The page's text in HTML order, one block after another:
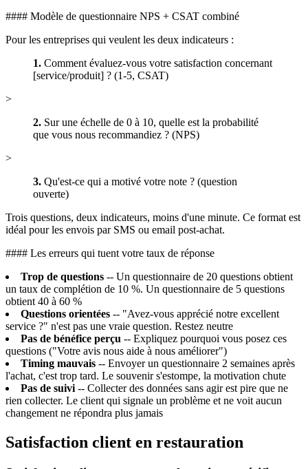
#### Modèle de questionnaire NPS + CSAT combiné
Pour les entreprises qui veulent les deux indicateurs :
1. Comment évaluez-vous votre satisfaction concernant
[service/produit] ? (1-5, CSAT)
>
2. Sur une échelle de 0 à 10, quelle est la probabilité
que vous nous recommandiez ? (NPS)
>
3. Qu'est-ce qui a motivé votre note ? (question
ouverte)
Trois questions, deux indicateurs, moins d'une minute. Ce format est
idéal pour les envois par SMS ou email post-achat.
#### Les erreurs qui tuent votre taux de réponse
Trop de questions -- Un questionnaire de 20 questions obtient
un taux de complétion de 10 %. Un questionnaire de 5 questions
obtient 40 à 60 %
Questions orientées -- "Avez-vous apprécié notre excellent
service ?" n'est pas une vraie question. Restez neutre
Pas de bénéfice perçu -- Expliquez pourquoi vous posez ces
questions ("Votre avis nous aide à nous améliorer")
Timing mauvais -- Envoyer un questionnaire 2 semaines après
l'achat, c'est trop tard. Le souvenir s'estompe, la motivation chute
Pas de suivi -- Collecter des données sans agir est pire que ne
rien collecter. Le client qui signale un problème et ne voit aucun
changement ne répondra plus jamais
Satisfaction client en restauration